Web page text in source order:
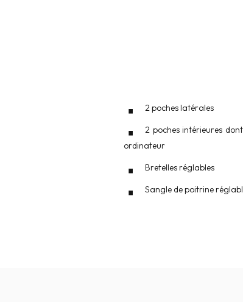
2 poches latérales
2 poches intérieures
ordinateur
Bretelles réglables
Sangle de poitrine